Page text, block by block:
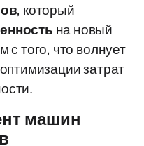
, который
на новый
с того, что волнует
затрат
машин